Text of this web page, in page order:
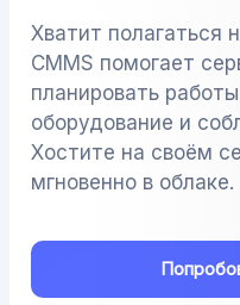
Хватит полагаться
CMMS помогает
планировать
оборудование и
Хостите на своём
мгновенно в облаке.